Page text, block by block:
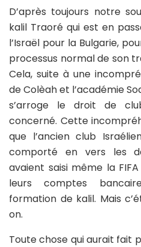
D’après toujours notre
kalil Traoré qui est en
l’Israël pour la Bulgarie,
processus normal de son
Cela, suite à une
de Colèah et l’académie
s’arroge le droit de
concerné. Cette
que l’ancien club
comporté en vers les
avaient saisi même la
leurs comptes
formation de kalil. Mais
on.
Toute chose qui aurait fait